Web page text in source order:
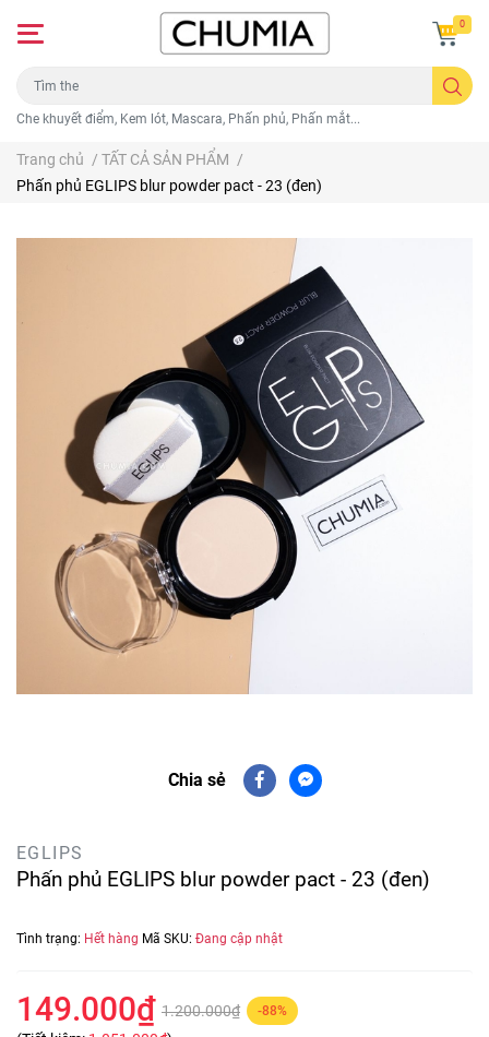
Che khuyết điểm, Kem lót, Mascara, Phấn phủ, Phấn mắt...
0
Trang chủ / TẤT CẢ SẢN PHẨM /
Phấn phủ EGLIPS blur powder pact - 23 (đen)
Chia sẻ
EGLIPS
Phấn phủ EGLIPS blur powder pact - 23 (đen)
Tình trạng: Hết hàng Mã SKU: Đang cập nhật
149.000₫ 1.200.000₫ -88%